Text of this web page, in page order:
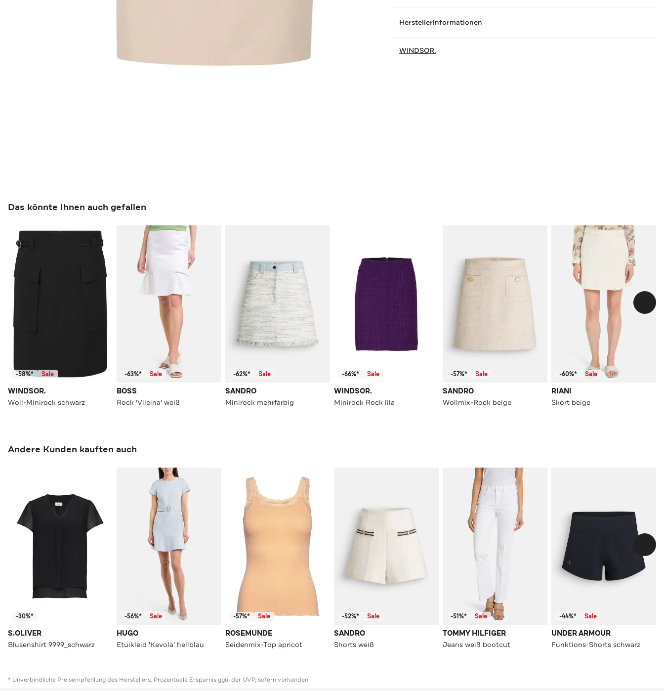
Herstellerinformationen
WINDSOR.
Das könnte Ihnen auch gefallen
-58%* Sale
WINDSOR.
Woll-Minirock schwarz
-63%* Sale
BOSS
Rock 'Vileina' weiß
-62%* Sale
SANDRO
Minirock mehrfarbig
-66%* Sale
WINDSOR.
Minirock Rock lila
-57%* Sale
SANDRO
Wollmix-Rock beige
-60%* Sale
RIANI
Skort beige
Andere Kunden kauften auch
-30%*
S.OLIVER
Blusenshirt 9999_schwarz
-56%* Sale
HUGO
Etuikleid 'Kevola' hellblau
-57%* Sale
ROSEMUNDE
Seidenmix-Top apricot
-52%* Sale
SANDRO
Shorts weiß
-51%* Sale
TOMMY HILFIGER
Jeans weiß bootcut
-44%* Sale
UNDER ARMOUR
Funktions-Shorts schwarz
* Unverbindliche Preisempfehlung des Herstellers. Prozentuale Ersparnis ggü. der UVP, sofern vorhanden